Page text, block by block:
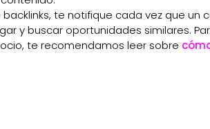
te notifique cada vez que un
y buscar oportunidades similares.
te recomendamos leer sobre